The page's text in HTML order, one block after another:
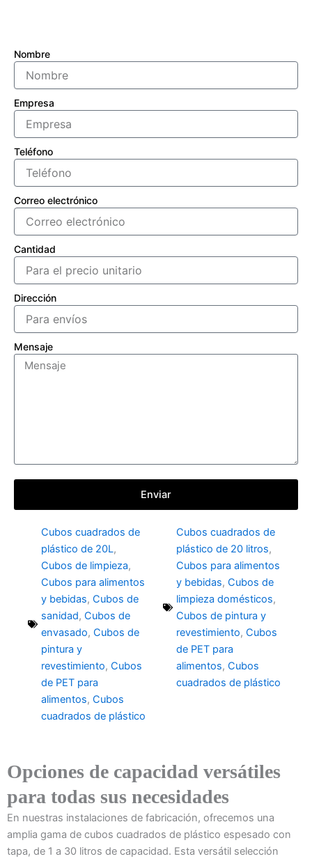
Nombre
Empresa
Teléfono
Correo electrónico
Cantidad
Dirección
Mensaje
Enviar
Cubos cuadrados de
plástico de 20L,
Cubos de limpieza,
Cubos para alimentos
y bebidas, Cubos de
sanidad, Cubos de
envasado, Cubos de
pintura y
revestimiento, Cubos
de PET para
alimentos, Cubos
cuadrados de plástico
Cubos cuadrados de
plástico de 20 litros,
Cubos para alimentos
y bebidas, Cubos de
limpieza domésticos,
Cubos de pintura y
revestimiento, Cubos
de PET para
alimentos, Cubos
cuadrados de plástico
Opciones de capacidad versátiles
para todas sus necesidades
En nuestras instalaciones de fabricación, ofrecemos una
amplia gama de cubos cuadrados de plástico espesado con
tapa, de 1 a 30 litros de capacidad. Esta versátil selección